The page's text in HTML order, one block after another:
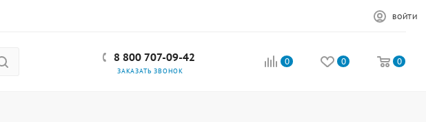
ВОЙТИ
8 800 707-09-42
ЗАКАЗАТЬ ЗВОНОК
0 0 0